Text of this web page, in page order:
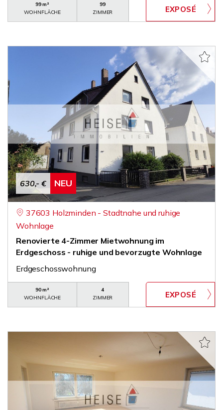
99 m²
WOHNFLÄCHE
99
ZIMMER
630,- € NEU
37603 Holzminden - Stadtnahe und ruhige
Wohnlage
Renovierte 4-Zimmer Mietwohnung im
Erdgeschoss - ruhige und bevorzugte Wohnlage
Erdgeschosswohnung
90 m²
WOHNFLÄCHE
4
ZIMMER